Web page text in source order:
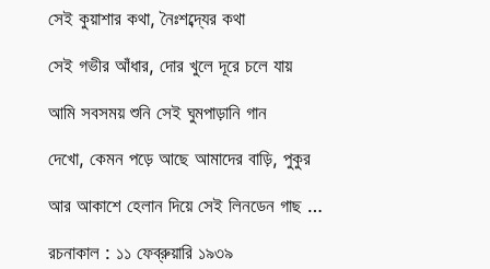
সেই কুয়াশার কথা, নৈঃশব্দ্যের কথা
সেই গভীর আঁধার, দোর খুলে দূরে চলে যায়
আমি সবসময় শুনি সেই ঘুমপাড়ানি গান
দেখো, কেমন পড়ে আছে আমাদের বাড়ি, পুকুর
আর আকাশে হেলান দিয়ে সেই লিনডেন গাছ …
রচনাকাল : ১১ ফেব্রুয়ারি ১৯৩৯